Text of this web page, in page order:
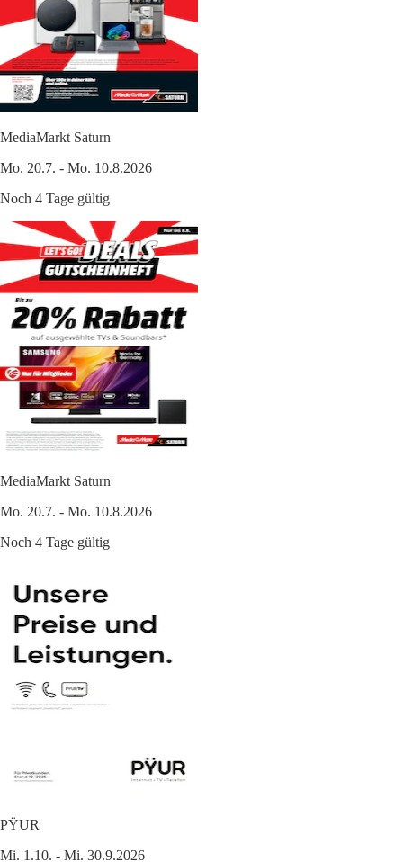
MediaMarkt Saturn
Mo. 20.7. - Mo. 10.8.2026
Noch 4 Tage gültig
MediaMarkt Saturn
Mo. 20.7. - Mo. 10.8.2026
Noch 4 Tage gültig
PŸUR
Mi. 1.10. - Mi. 30.9.2026